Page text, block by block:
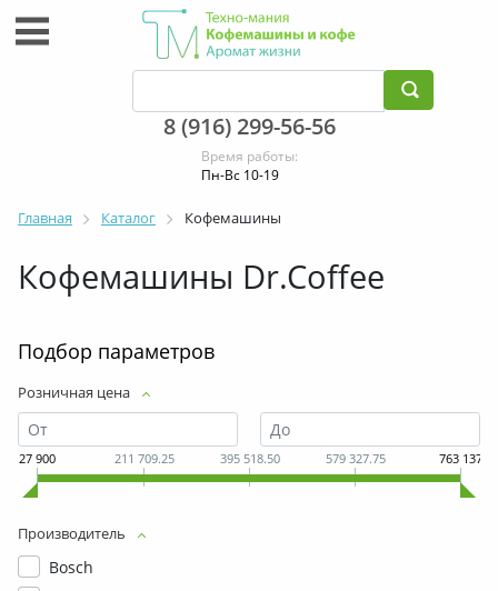
8 (916) 299-56-56
Время работы:
Пн-Вс 10-19
Главная Каталог Кофемашины
Кофемашины Dr.Coffee
Подбор параметров
Розничная цена
27 900 211 709.25 395 518.50 579 327.75 763 137
Производитель
Bosch